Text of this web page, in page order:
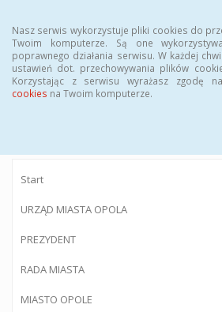
Nasz serwis wykorzystuje pliki cookies do
Twoim komputerze. Są one
poprawnego działania serwisu. W każdej
ustawień dot. przechowywania plików
Korzystając z serwisu wyrażasz zgodę
cookies na Twoim komputerze.
BIULETYN INFORMACJI
Urzędu Miasta
Start
URZĄD MIASTA OPOLA
PREZYDENT
RADA MIASTA
MIASTO OPOLE